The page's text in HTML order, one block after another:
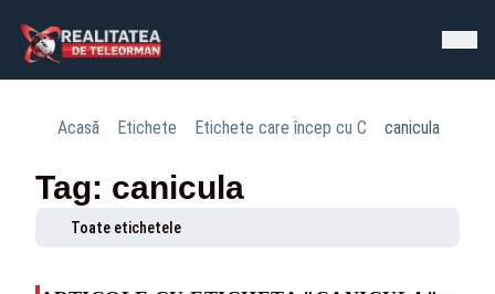
Acasă Etichete Etichete care încep cu C canicula
Tag: canicula
Toate etichetele